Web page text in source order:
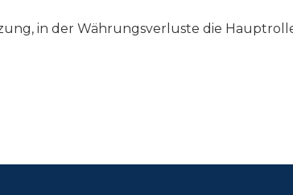
in der Währungsverluste die